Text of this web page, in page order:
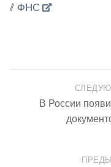
// ФНС
В России